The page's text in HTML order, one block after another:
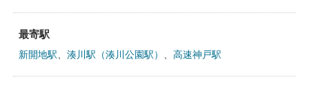
最寄駅
新開地駅 湊川駅（湊川公園駅） 高速神戸駅